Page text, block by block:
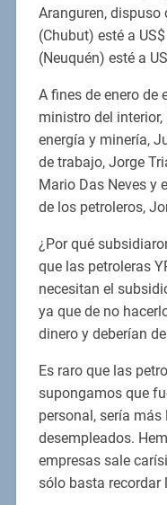
Aranguren, dispuso
(Chubut) esté a
(Neuquén) esté a
A fines de enero de
ministro del
energía y minería,
de trabajo, Jorge
Mario Das Neves y
de los petroleros,
¿Por qué
que las petroleras
necesitan el
ya que de no
dinero y deberían
Es raro que las
supongamos que
personal, sería
desempleados.
empresas sale
sólo basta recordar